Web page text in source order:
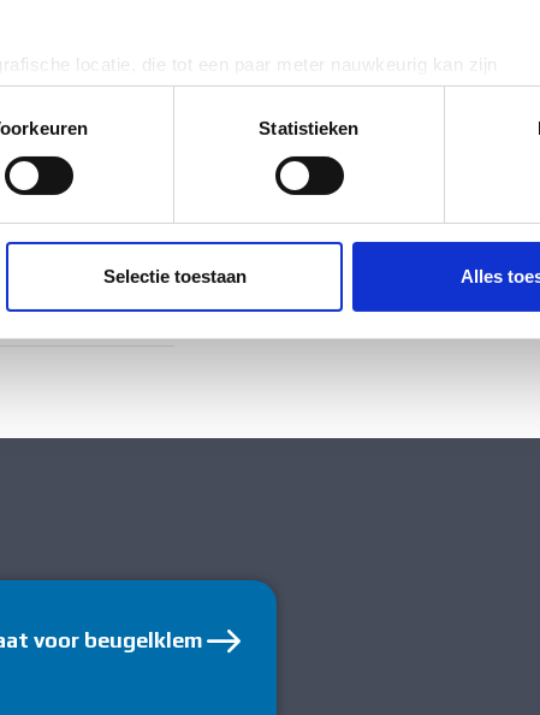
locatie, die tot een paar meter nauwkeurig kan zijn
te scannen op specifieke eigenschappen (fingerprinting)
worden verwerkt en stel uw voorkeuren in het
in de Cookieverklaring.
informatie over uw gebruik van onze site met onze
kunnen deze gegevens combineren met andere informatie
Statistieken
Selectie toestaan Alles
voor beugelklem